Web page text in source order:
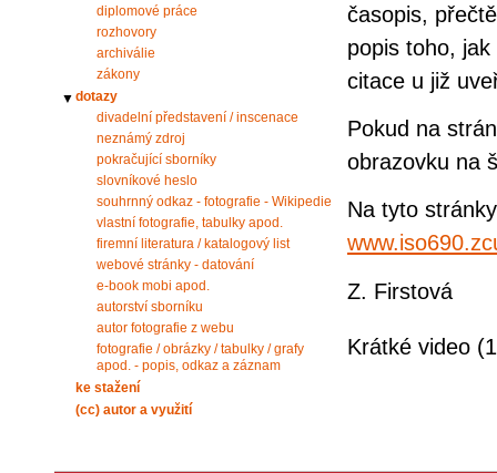
diplomové práce
rozhovory
archiválie
zákony
▼ dotazy
divadelní představení / inscenace
neznámý zdroj
pokračující sborníky
slovníkové heslo
souhrnný odkaz - fotografie - Wikipedie
vlastní fotografie, tabulky apod.
firemní literatura / katalogový list
webové stránky - datování
e-book mobi apod.
autorství sborníku
autor fotografie z webu
fotografie / obrázky / tabulky / grafy
apod. - popis, odkaz a záznam
ke stažení
(cc) autor a využití
časopis,
popis toho,
citace u již
Pokud na
obrazovku na
Na tyto
Z. Firstová
Krátké video